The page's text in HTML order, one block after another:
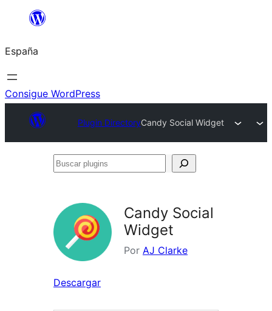
Saltar
contenido
España
Consigue WordPress
Plugin DirectoryCandy Social Widget
Buscar
Candy Social
Widget
Por AJ Clarke
Descargar